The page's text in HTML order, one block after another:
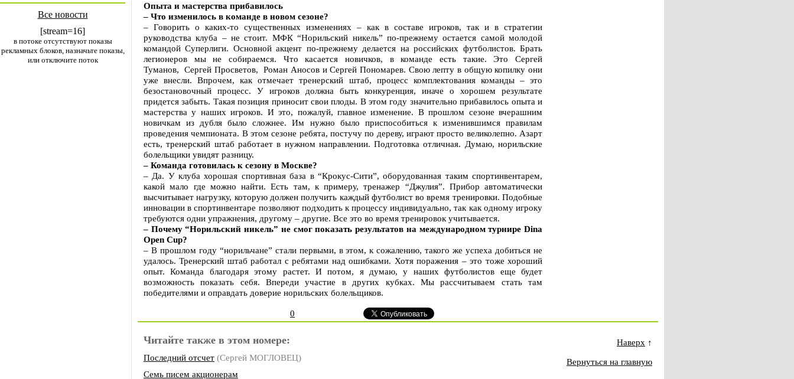
Все новости
[stream=16]
в потоке отсутствуют показы
рекламных блоков, назначьте показы,
или отключите поток
Опыта и мастерства прибавилось
– Что изменилось в команде в новом сезоне?
– Говорить о каких-то существенных изменениях – как в составе игроков, так и в стратегии
руководства клуба – не стоит. МФК “Норильский никель” по-прежнему остается самой молодой
командой Суперлиги. Основной акцент по-прежнему делается на российских футболистов. Брать
легионеров мы не собираемся. Что касается новичков, в команде есть такие. Это Сергей
Туманов, Сергей Просветов, Роман Аносов и Сергей Пономарев. Свою лепту в общую копилку они
уже внесли. Впрочем, как отмечает тренерский штаб, процесс комплектования команды – это
безостановочный процесс. У игроков должна быть конкуренция, иначе о хорошем результате
придется забыть. Такая позиция приносит свои плоды. В этом году значительно прибавилось опыта и
мастерства у наших игроков. И это, пожалуй, главное изменение. В прошлом сезоне вчерашним
новичкам из дубля было сложнее. Им нужно было приспособиться к изменившимся правилам
проведения чемпионата. В этом сезоне ребята, постучу по дереву, играют просто великолепно. Азарт
есть, тренерский штаб работает в нужном направлении. Подготовка отличная. Думаю, норильские
болельщики увидят разницу.
– Команда готовилась к сезону в Москве?
– Да. У клуба хорошая спортивная база в “Крокус-Сити”, оборудованная таким спортинвентарем,
какой мало где можно найти. Есть там, к примеру, тренажер “Джулия”. Прибор автоматически
высчитывает нагрузку, которую должен получить каждый футболист во время тренировки. Подобные
инновации в спортинвентаре позволяют подходить к процессу индивидуально, так как одному игроку
требуются одни упражнения, другому – другие. Все это во время тренировок учитывается.
– Почему “Норильский никель” не смог показать результатов на международном турнире Dina
Open Cup?
– В прошлом году “норильчане” стали первыми, в этом, к сожалению, такого же успеха добиться не
удалось. Тренерский штаб работал с ребятами над ошибками. Хотя поражения – это тоже хороший
опыт. Команда благодаря этому растет. И потом, я думаю, у наших футболистов еще будет
возможность показать себя. Впереди участие в других кубках. Мы рассчитываем стать там
победителями и оправдать доверие норильских болельщиков.
0
Читайте также в этом номере:
Последний отсчет (Сергей МОГЛОВЕЦ)
Семь писем акционерам
Наверх ↑
Вернуться на главную